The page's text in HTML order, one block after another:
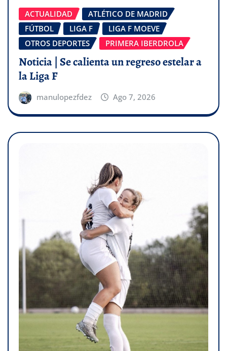
ACTUALIDAD
ATLÉTICO DE MADRID
FÚTBOL
LIGA F
LIGA F MOEVE
OTROS DEPORTES
PRIMERA IBERDROLA
Noticia | Se calienta un regreso estelar a
la Liga F
manulopezfdez Ago 7, 2026